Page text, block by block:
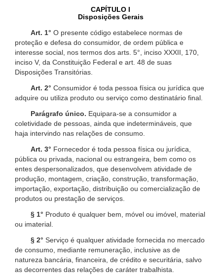
CAPÍTULO I
Disposições Gerais
Art. 1° O presente código estabelece normas de
proteção e defesa do consumidor, de ordem pública e
interesse social, nos termos dos arts. 5°, inciso XXXII, 170,
inciso V, da Constituição Federal e art. 48 de suas
Disposições Transitórias.
Art. 2° Consumidor é toda pessoa física ou jurídica que
adquire ou utiliza produto ou serviço como destinatário final.
Parágrafo único. Equipara-se a consumidor a
coletividade de pessoas, ainda que indetermináveis, que
haja intervindo nas relações de consumo.
Art. 3° Fornecedor é toda pessoa física ou jurídica,
pública ou privada, nacional ou estrangeira, bem como os
entes despersonalizados, que desenvolvem atividade de
produção, montagem, criação, construção, transformação,
importação, exportação, distribuição ou comercialização de
produtos ou prestação de serviços.
§ 1° Produto é qualquer bem, móvel ou imóvel, material
ou imaterial.
§ 2° Serviço é qualquer atividade fornecida no mercado
de consumo, mediante remuneração, inclusive as de
natureza bancária, financeira, de crédito e securitária, salvo
as decorrentes das relações de caráter trabalhista.